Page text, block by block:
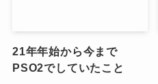
21年年始から今まで
PSO2でしていたこと